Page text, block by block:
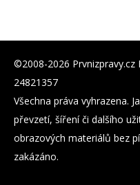
©2008-2026 Prvnizpravy.cz
24821357
Všechna práva vyhrazena.
převzetí, šíření či dalšího
obrazových materiálů bez
zakázáno.